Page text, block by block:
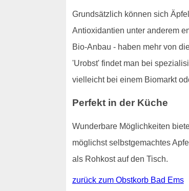
Grundsätzlich können sich
Antioxidantien unter anderem
Bio-Anbau - haben mehr von
'Urobst' findet man bei
vielleicht bei einem Biomarkt
Perfekt in der Küche
Wunderbare Möglichkeiten
möglichst selbstgemachtes
als Rohkost auf den Tisch.
zurück zum Obstkorb Bad Ems